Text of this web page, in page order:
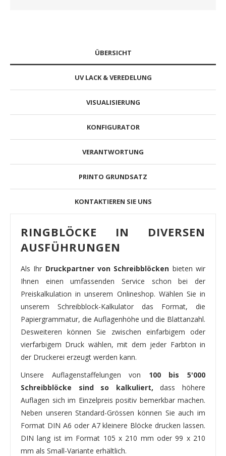
ÜBERSICHT
UV LACK & VEREDELUNG
VISUALISIERUNG
KONFIGURATOR
VERANTWORTUNG
PRINTO GRUNDSATZ
KONTAKTIEREN SIE UNS
RINGBLÖCKE IN DIVERSEN
AUSFÜHRUNGEN
Als Ihr Druckpartner von Schreibblöcken bieten wir
Ihnen einen umfassenden Service schon bei der
Preiskalkulation in unserem Onlineshop. Wählen Sie in
unserem Schreibblock-Kalkulator das Format, die
Papiergrammatur, die Auflagenhöhe und die Blattanzahl.
Desweiteren können Sie zwischen einfarbigem oder
vierfarbigem Druck wählen, mit dem jeder Farbton in
der Druckerei erzeugt werden kann.
Unsere Auflagenstaffelungen von 100 bis 5'000
Schreibblöcke sind so kalkuliert, dass höhere
Auflagen sich im Einzelpreis positiv bemerkbar machen.
Neben unseren Standard-Grössen können Sie auch im
Format DIN A6 oder A7 kleinere Blöcke drucken lassen.
DIN lang ist im Format 105 x 210 mm oder 99 x 210
mm als Small-Variante erhältlich.